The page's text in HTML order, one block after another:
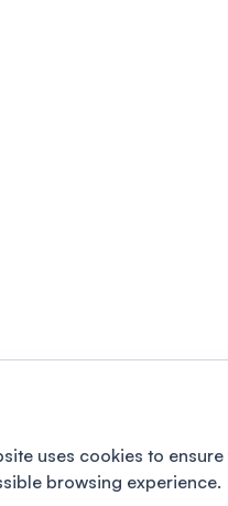
uses cookies to
browsing experience.